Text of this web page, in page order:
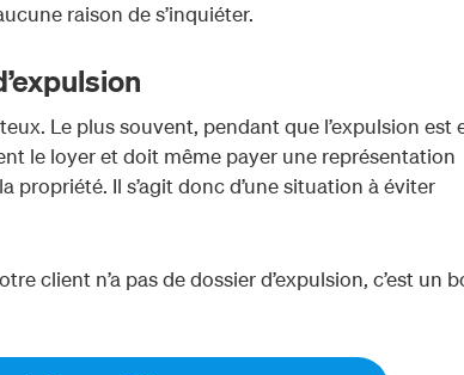
raison de s’inquiéter.
Le plus souvent, pendant que l’expulsion est
le loyer et doit même payer une représentation
propriété. Il s’agit donc d’une situation à éviter
client n’a pas de dossier d’expulsion, c’est un